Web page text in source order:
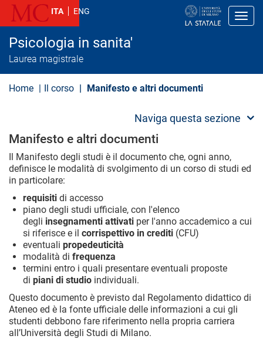
l
c
Psicologia in sanita'
Laurea magistrale
ITA ENG
Home Il corso Manifesto e altri documenti
Naviga questa sezione
Manifesto e altri documenti
Il Manifesto degli studi è il documento che, ogni anno,
definisce le modalità di svolgimento di un corso di studi ed
in particolare:
requisiti di accesso
piano degli studi ufficiale, con l'elenco
degli insegnamenti attivati per l'anno accademico a cui
si riferisce e il corrispettivo in crediti (CFU)
eventuali propedeuticità
modalità di frequenza
termini entro i quali presentare eventuali proposte
di piani di studio individuali.
Questo documento è previsto dal Regolamento didattico di
Ateneo ed è la fonte ufficiale delle informazioni a cui gli
studenti debbono fare riferimento nella propria carriera
all’Università degli Studi di Milano.